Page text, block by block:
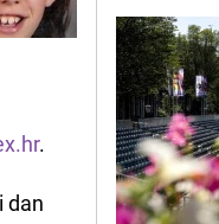
.
dan